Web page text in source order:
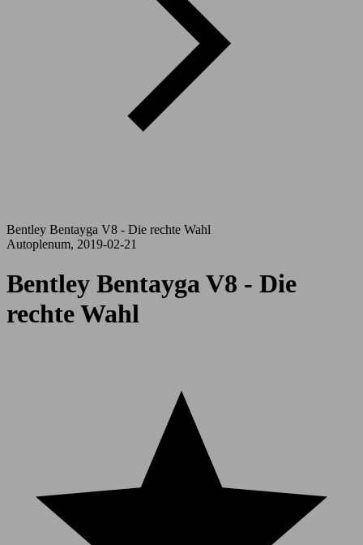
Bentley Bentayga V8 - Die rechte Wahl
Autoplenum, 2019-02-21
Bentley Bentayga V8 - Die
rechte Wahl